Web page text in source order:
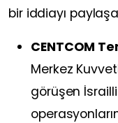
bir iddiayı
CENTCOM
Merkez
görüşen